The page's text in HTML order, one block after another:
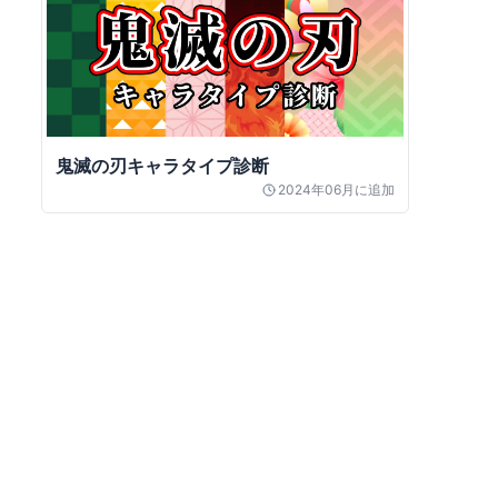
鬼滅の刃キャラタイプ診断
2024年06月 に追加